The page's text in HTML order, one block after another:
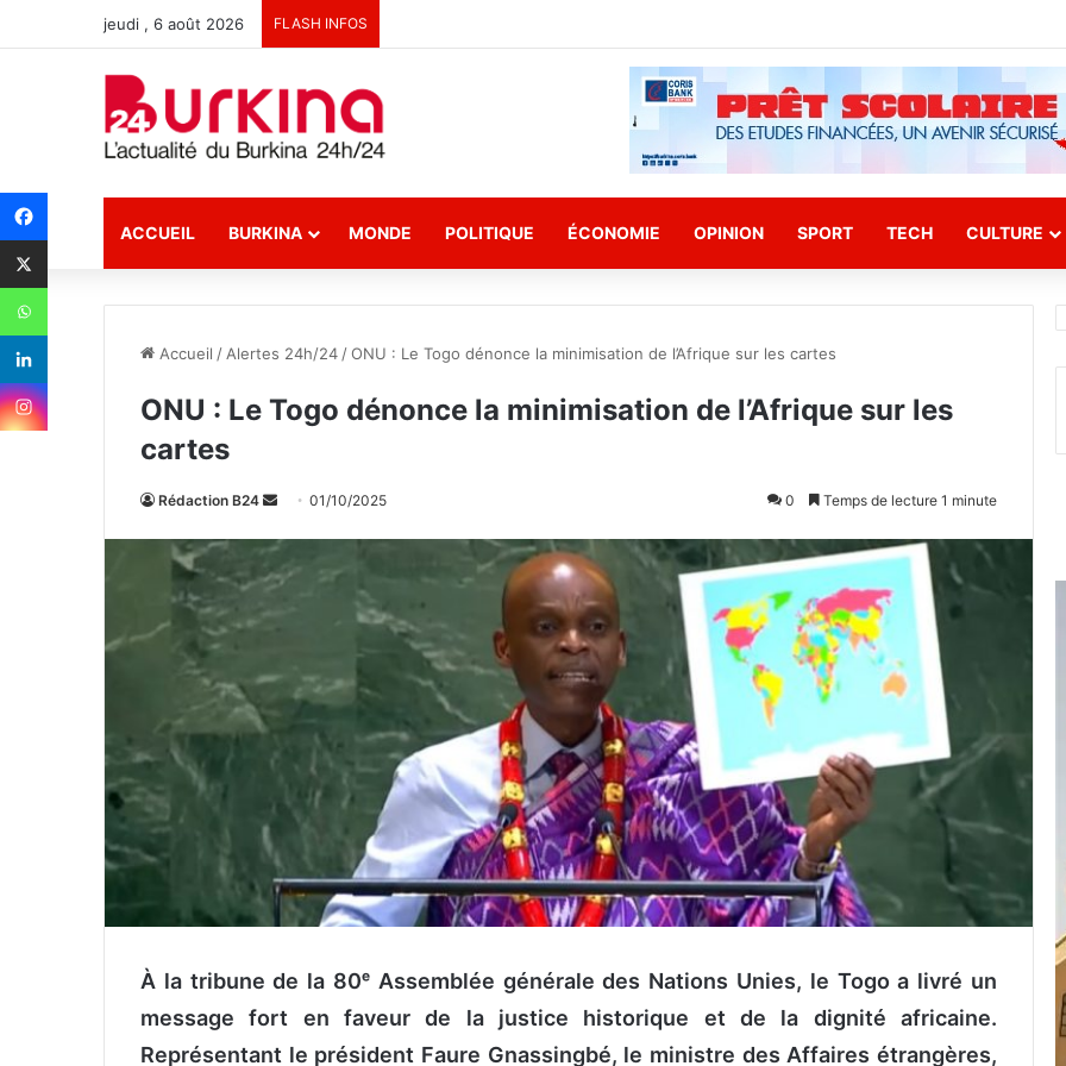
jeudi , 6 août 2026 FLASH INFOS
ACCUEIL BURKINA MONDE POLITIQUE ÉCONOMIE OPINION SPORT TECH CULTURE
Accueil / Alertes 24h/24 /ONU : Le Togo dénonce la minimisation de l’Afrique sur les cartes
ONU : Le Togo dénonce la minimisation de l’Afrique sur les
cartes
Rédaction B24
o
r
c
r
i
e
01/10/2025 0 Temps de lecture 1 minute
À la tribune de la 80ᵉ Assemblée générale des Nations Unies, le Togo a livré un
message fort en faveur de la justice historique et de la dignité africaine.
Représentant le président Faure Gnassingbé, le ministre des Affaires étrangères,